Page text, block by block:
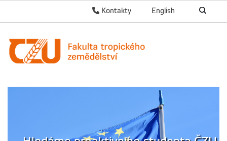
English
Kontakty